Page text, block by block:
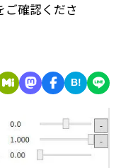
ご確認くださ
B!